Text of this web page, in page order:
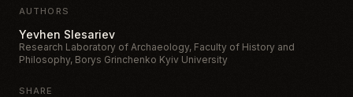
AUTHORS
Yevhen Slesariev
Research Laboratory of Archaeology, Faculty of History and
Philosophy, Borys Grinchenko Kyiv University
SHARE